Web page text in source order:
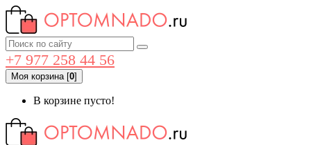
+7 977 258 44 56
Моя корзина[0]
В корзине пусто!